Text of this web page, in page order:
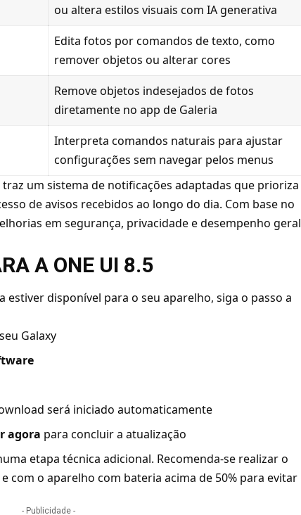
ou altera estilos visuais com IA generativa
Edita fotos por comandos de texto, como
remover objetos ou alterar cores
Remove objetos indesejados de fotos
diretamente no app de Galeria
Interpreta comandos naturais para ajustar
configurações sem navegar pelos menus
traz um sistema de notificações adaptadas que prioriza
de avisos recebidos ao longo do dia. Com base no
em segurança, privacidade e desempenho geral
A ONE UI 8.5
estiver disponível para o seu aparelho, siga o passo a
Galaxy
será iniciado automaticamente
agora para concluir a atualização
etapa técnica adicional. Recomenda-se realizar o
com o aparelho com bateria acima de 50% para evitar
- Publicidade -